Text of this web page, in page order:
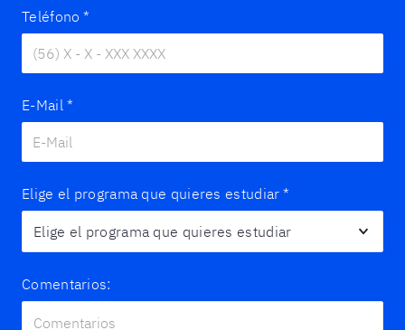
Teléfono *
E-Mail *
Elige el programa que quieres estudiar *
Comentarios: